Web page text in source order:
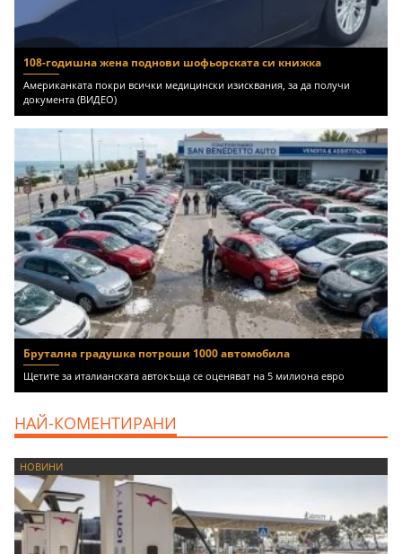
108-годишна жена поднови шофьорската си книжка
Американката покри всички медицински изисквания, за да получи
документа (ВИДЕО)
Брутална градушка потроши 1000 автомобила
Щетите за италианската автокъща се оценяват на 5 милиона евро
НАЙ-КОМЕНТИРАНИ
НОВИНИ